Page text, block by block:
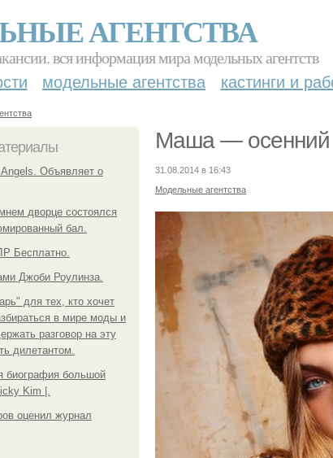
АГЕНТСТВА
вся информация мира модельных агентств
модельные агентства кастинги и
Объявляет о
дворце состоялся
бал.
Бесплатно.
Джоби Роулинза.
для тех, кто хочет
в мире моды и
разговор на эту
дилетантом.
биография большой
Kim |.
оценил журнал
Маша — осенний
31.08.2014 в 16:43
Модельные агентства